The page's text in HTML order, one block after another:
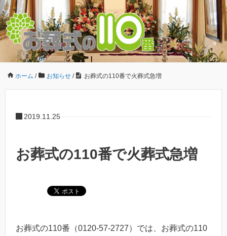
ホーム / お知らせ / お葬式の110番で火葬式急増
2019.11.25
お葬式の110番で火葬式急増
お葬式の110番（0120-57-2727）では、お葬式の110